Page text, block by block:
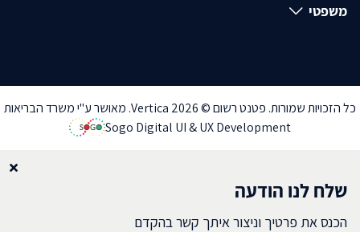
משפטי
כל הזכויות שמורות. פטנט רשום © Vertica 2026. מאושר ע"י משרד הבריאות
Sogo Digital UI & UX Development
שלח לנו הודעה
הכנס את פרטיך וניצור איתך קשר בהקדם